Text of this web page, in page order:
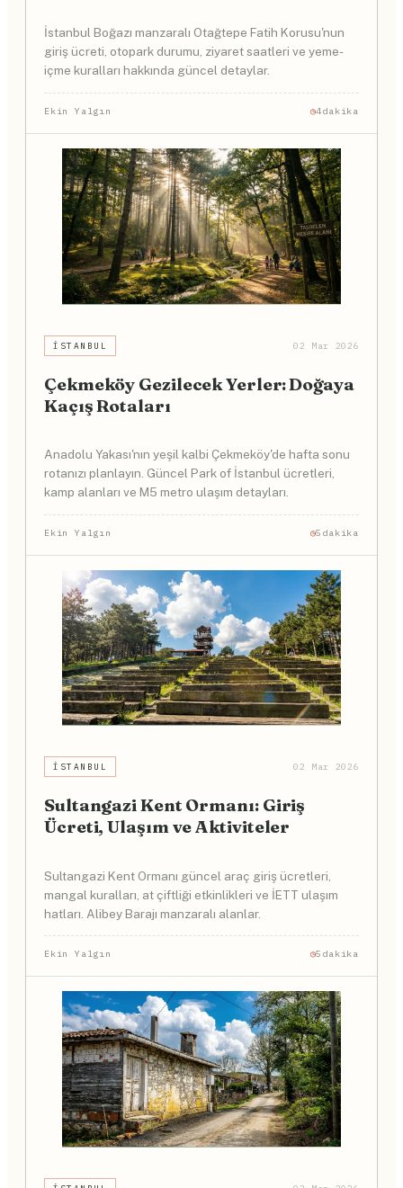
İstanbul Boğazı manzaralı Otağtepe Fatih Korusu'nun
giriş ücreti, otopark durumu, ziyaret saatleri ve yeme-
içme kuralları hakkında güncel detaylar.
Ekin Yalgın 4dakika
İSTANBUL 02 Mar 2026
Çekmeköy Gezilecek Yerler: Doğaya
Kaçış Rotaları
Anadolu Yakası'nın yeşil kalbi Çekmeköy'de hafta sonu
rotanızı planlayın. Güncel Park of İstanbul ücretleri,
kamp alanları ve M5 metro ulaşım detayları.
Ekin Yalgın 5dakika
İSTANBUL 02 Mar 2026
Sultangazi Kent Ormanı: Giriş
Ücreti, Ulaşım ve Aktiviteler
Sultangazi Kent Ormanı güncel araç giriş ücretleri,
mangal kuralları, at çiftliği etkinlikleri ve İETT ulaşım
hatları. Alibey Barajı manzaralı alanlar.
Ekin Yalgın 5dakika